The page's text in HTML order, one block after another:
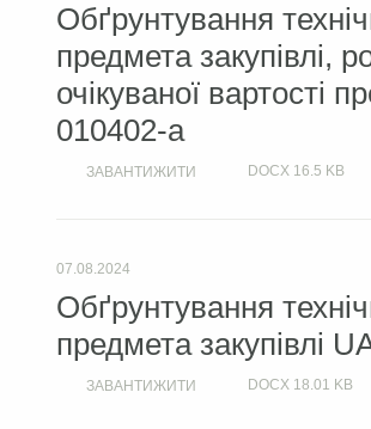
Обґрунтування
предмета закупівлі,
очікуваної вартості
010402-a
ЗАВАНТИЖИТИ DOCX 16.5 KB
07.08.2024
Обґрунтування
предмета закупівлі
ЗАВАНТИЖИТИ DOCX 18.01 KB